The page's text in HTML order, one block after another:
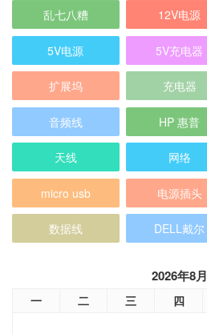
乱七八糟 12V电源
5V电源 5V充电器
扩展坞 充电器
音频线 HP 惠普
天线 网络
micro usb 电源插头
数据线 DELL戴尔
2026年8月
一 二 三 四